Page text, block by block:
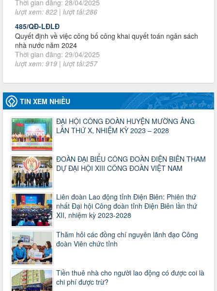
485/QĐ-LĐLĐ
Quyết định về việc công bố công khai quyết toán ngân sách
nhà nước năm 2024
Thời gian đăng: 29/04/2025
lượt xem: 919 | lượt tải:257
2930/TLĐ-TC
Công văn số 2930/TLĐ-TC, ngày 31/12/2024 của Tổng
KPCĐ 2% qua tài khoản Công đoàn Việt Nam về các cấp
Công đoàn năm 2025
Thời gian đăng: 06/01/2025
47-TTCĐ/BTGTU
Thông tin chuyên đề: Một số nôi dung về sắp xếp tổ chức bộ
máy của hệ thống chính trị tinh gọn, hoạt động hiệu lực, hiệu
quả
Thời gian đăng: 25/12/2024
lượt xem: 1226 | lượt tải:339
37/HD-TLĐ
Hướng dẫn Công đoàn với việc tổ chức và hoạt động của
Ban Thanh tra Nhân dân
Thời gian đăng: 27/12/2024
lượt xem: 4953 | lượt tải:1355
35/HD-TLĐ
Hướng dẫn thực hiện một số nội dung chi liên quan đến
công tác kiểm tra, giám sát tại Công đoàn cơ sở
Thời gian đăng: 27/12/2024
lượt xem: 2078 | lượt tải:510
TIN XEM NHIỀU
ĐẠI HỘI CÔNG ĐOÀN HUYỆN MƯỜNG ẢNG
LẦN THỨ X, NHIỆM KỲ 2023 – 2028
ĐOÀN ĐẠI BIỂU CÔNG ĐOÀN ĐIỆN BIÊN THAM
DỰ ĐẠI HỘI XIII CÔNG ĐOÀN VIỆT NAM
Liên đoàn Lao động tỉnh Điện Biên: Phiên thứ
nhất Đại hội Công đoàn tỉnh Điện Biên lần thứ
XII, nhiệm kỳ 2023-2028
Thăm hỏi các đồng chí nguyên lãnh đạo Công
đoàn Viên chức tỉnh
Tiền thuê nhà cho người lao động có được coi là
chi phí được trừ?